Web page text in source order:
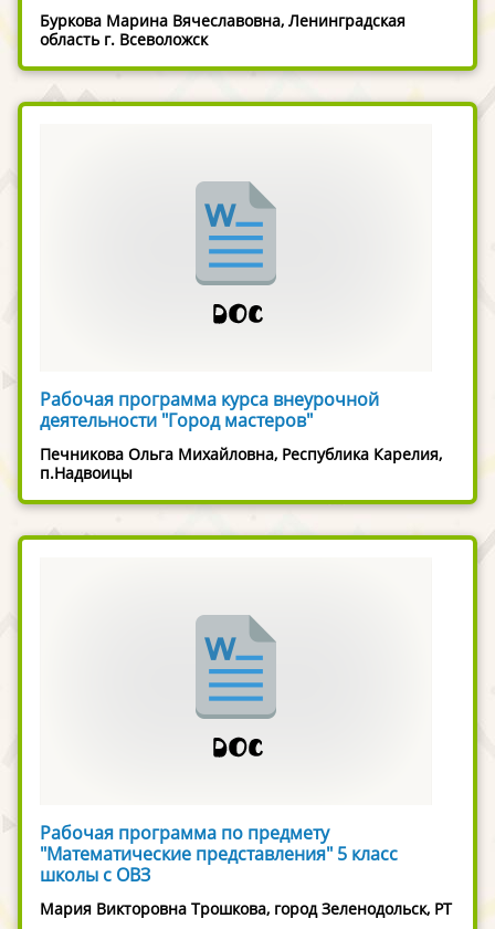
Буркова Марина Вячеславовна, Ленинградская
область г. Всеволожск
Рабочая программа курса внеурочной
деятельности "Город мастеров"
Печникова Ольга Михайловна, Республика Карелия,
п.Надвоицы
Рабочая программа по предмету
"Математические представления" 5 класс
школы с ОВЗ
Мария Викторовна Трошкова, город Зеленодольск, РТ